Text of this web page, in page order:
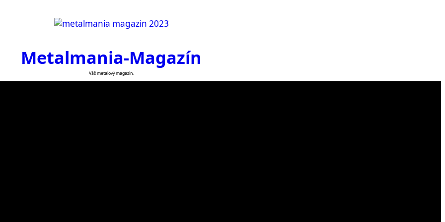
Metalmania-Magazín
Váš metalový magazín.